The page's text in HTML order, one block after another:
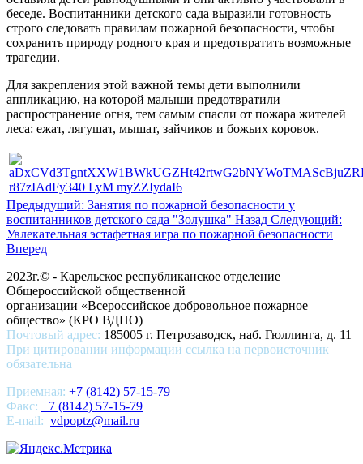
беседе. Воспитанники детского сада выразили готовность
строго следовать правилам пожарной безопасности, чтобы
сохранить природу родного края и предотвратить возможные
трагедии.
Для закрепления этой важной темы дети выполнили
аппликацию, на которой малыши предотвратили
распространение огня, тем самым спасли от пожара жителей
леса: ежат, лягушат, мышат, зайчиков и божьих коровок.
Предыдущий: Занятия по пожарной безопасности у
воспитанников детского сада "Золушка" Назад Следующий:
Увлекательная эстафетная игра по пожарной безопасности
Вперед
2023г.© - Карельское республиканское отделение
Общероссийской общественной
организации «Всероссийское добровольное пожарное
общество» (КРО ВДПО)
Почтовый адрес: 185005 г. Петрозаводск, наб. Гюллинга, д. 11
При цитировании информации ссылка на первоисточник
обязательна
Приемная: +7 (8142) 57-15-79
Факс: +7 (8142) 57-15-79
E-mail: vdpoptz@mail.ru